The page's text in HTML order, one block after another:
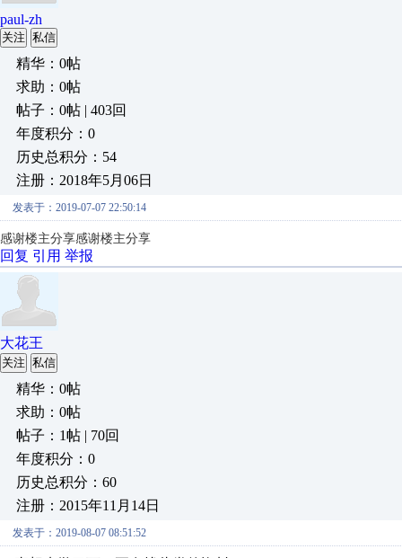
paul-zh
关注 私信
精华：0帖
求助：0帖
帖子：0帖 | 403回
年度积分：0
历史总积分：54
注册：2018年5月06日
发表于：2019-07-07 22:50:14
感谢楼主分享感谢楼主分享
回复 引用 举报
大花王
关注 私信
精华：0帖
求助：0帖
帖子：1帖 | 70回
年度积分：0
历史总积分：60
注册：2015年11月14日
发表于：2019-08-07 08:51:52